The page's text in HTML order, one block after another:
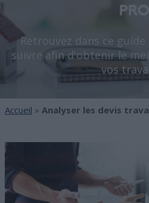
PRO
Retrouvez dans ce
suivre afin d'obtenir le
vos
Accueil » Analyser les devis